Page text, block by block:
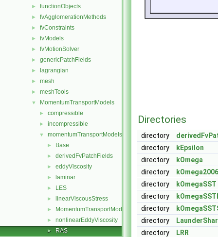
► functionObjects
► fvAgglomerationMethods
► fvConstraints
► fvModels
► fvMotionSolver
► genericPatchFields
► lagrangian
► mesh
► meshTools
▼ MomentumTransportModels
► compressible
► incompressible
▼ momentumTransportModels
► Base
► derivedFvPatchFields
► eddyViscosity
► laminar
► LES
► linearViscousStress
► MomentumTransportModel
► nonlinearEddyViscosity
► RAS
Directories
directory
directory
kEpsilon
directory
kOmega
directory
kOmega2006
directory
kOmegaSST
directory
directory
directory
directory
LRR